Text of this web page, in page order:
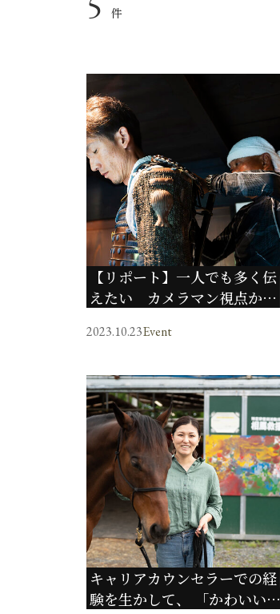
件
【リポート】一人でも多く伝
えたい カメラマン視点から
2023.10.23Event
キャリアカウンセラーでの経
験を生かして、 「かわいい」